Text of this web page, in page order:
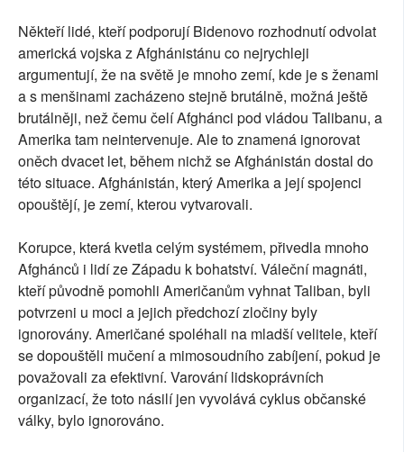
Někteří lidé, kteří podporují Bidenovo rozhodnutí odvolat
americká vojska z Afghánistánu co nejrychleji
argumentují, že na světě je mnoho zemí, kde je s ženami
a s menšinami zacházeno stejně brutálně, možná ještě
brutálněji, než čemu čelí Afghánci pod vládou Talibanu, a
Amerika tam neintervenuje. Ale to znamená ignorovat
oněch dvacet let, během nichž se Afghánistán dostal do
této situace. Afghánistán, který Amerika a její spojenci
opouštějí, je zemí, kterou vytvarovali.
Korupce, která kvetla celým systémem, přivedla mnoho
Afghánců i lidí ze Západu k bohatství. Váleční magnáti,
kteří původně pomohli Američanům vyhnat Taliban, byli
potvrzeni u moci a jejich předchozí zločiny byly
ignorovány. Američané spoléhali na mladší velitele, kteří
se dopouštěli mučení a mimosoudního zabíjení, pokud je
považovali za efektivní. Varování lidskoprávních
organizací, že toto násilí jen vyvolává cyklus občanské
války, bylo ignorováno.